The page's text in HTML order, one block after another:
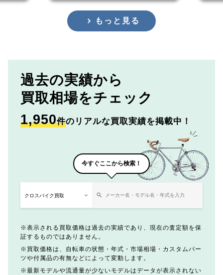
もっと見る
過去の実績から
買取相場をチェック
1,950件のリアルな買取実績を掲載中！
今すぐここから検索！
表示される買取価格は過去の実績であり、現在の査定額を保
証するものではありません。
買取価格は、自転車の状態・年式・市場相場・カスタムパー
ツや付属品の有無などによって変動します。
最新モデルや流通量が少ないモデルはデータが表示されない